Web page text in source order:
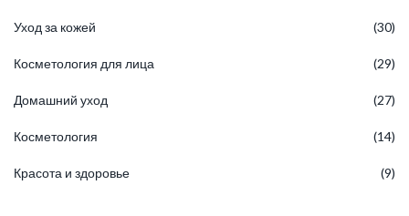
Уход за кожей (30)
Косметология для лица (29)
Домашний уход (27)
Косметология (14)
Красота и здоровье (9)